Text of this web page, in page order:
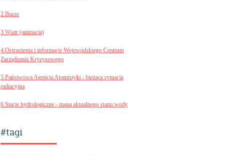
2.Burze
3.Wiatr (animacja)
4.Ostrzeżenia i informacje Wojewódzkiego Centrum
Zarządzania Kryzysowego
5.Państwowa Agencja Atomistyki - bieżąca sytuacja
radiacyjna
6.Stacje hydrologiczne - mapa aktualnego stanu wody
#tagi